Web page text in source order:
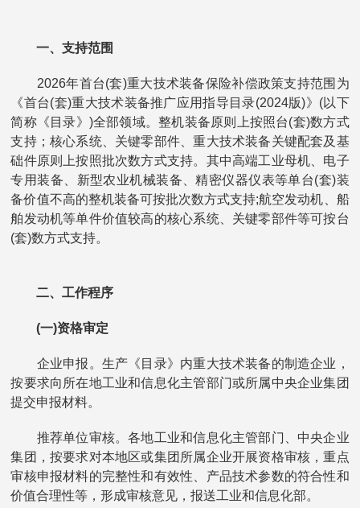
一、支持范围
2026年首台(套)重大技术装备保险补偿政策支持范围为
《首台(套)重大技术装备推广应用指导目录(2024版)》(以下
简称《目录》)全部领域。整机装备原则上按照台(套)数方式
支持；核心系统、关键零部件、重大技术装备关键配套及基
础件原则上按照批次数方式支持。其中高端工业母机、电子
专用装备、新型农业机械装备、精密仪器仪表等单台(套)装
备价值不高的整机装备可按批次数方式支持;航空发动机、船
舶发动机等单件价值较高的核心系统、关键零部件等可按台
(套)数方式支持。
二、工作程序
(一)资格审定
企业申报。生产《目录》内重大技术装备的制造企业，
按要求向所在地工业和信息化主管部门或所属中央企业集团
提交申报材料。
推荐单位审核。各地工业和信息化主管部门、中央企业
集团，按要求对本地区或集团所属企业开展资格审核，重点
审核申报材料的完整性和有效性、产品技术参数的符合性和
价值合理性等，形成审核意见，报送工业和信息化部。